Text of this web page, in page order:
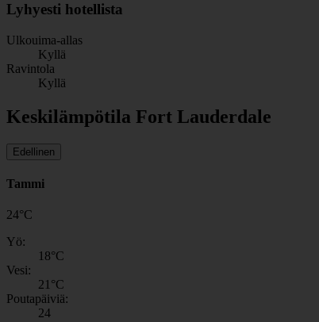
Lyhyesti hotellista
Ulkouima-allas
Kyllä
Ravintola
Kyllä
Keskilämpötila Fort Lauderdale
Edellinen
Tammi
24°C
Yö:
18°C
Vesi:
21 °C
Poutapäiviä:
24